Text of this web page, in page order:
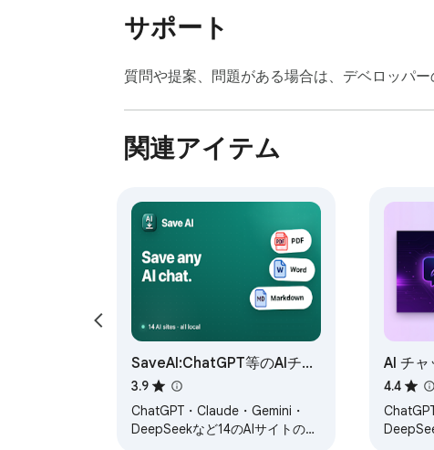
  • No cookies. No cross-site tracking.
  • The only external request is Pro license validation, which sends only an encrypted device fingerprint — never your chat
  FREE PLAN
サポート
質問や提案、問題がある場合は、デベロッパー
関連アイテム
SaveAI:ChatGPT等のAIチャ
ットをPDF・Wordに保存
3.9
ChatGPT・Claude・Gemini・
DeepSeekなど14のAIサイトの会
AI チャ
-
Gemini
PDF へ
4.4